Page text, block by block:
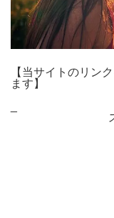
【当サイトのリン
ます】